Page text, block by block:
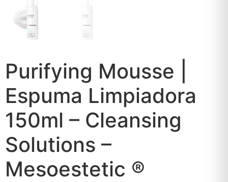
Purifying Mousse |
Espuma Limpiadora
150ml – Cleansing
Solutions –
Mesoestetic ®